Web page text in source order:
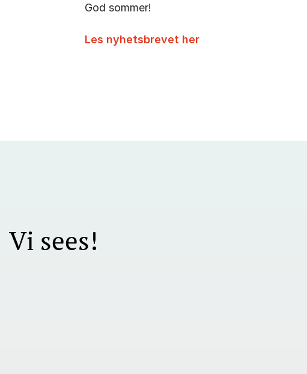
God sommer!
Les nyhetsbrevet her
Vi sees!